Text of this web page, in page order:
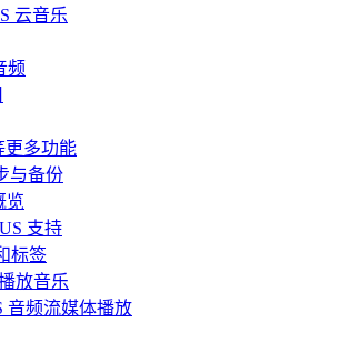
云音乐
频
更多功能
与备份
览
支持
标签
放音乐
音频流媒体播放